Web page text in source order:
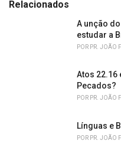
Relacionados
A unção
estudar a
POR PR. JOÃO
Atos 22.16
Pecados?
POR PR. JOÃO
Línguas e
POR PR. JOÃO